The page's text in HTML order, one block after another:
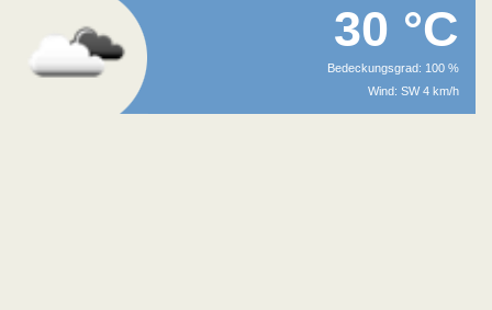
30 °C
Bedeckungsgrad: 100 %
Wind: SW 4 km/h